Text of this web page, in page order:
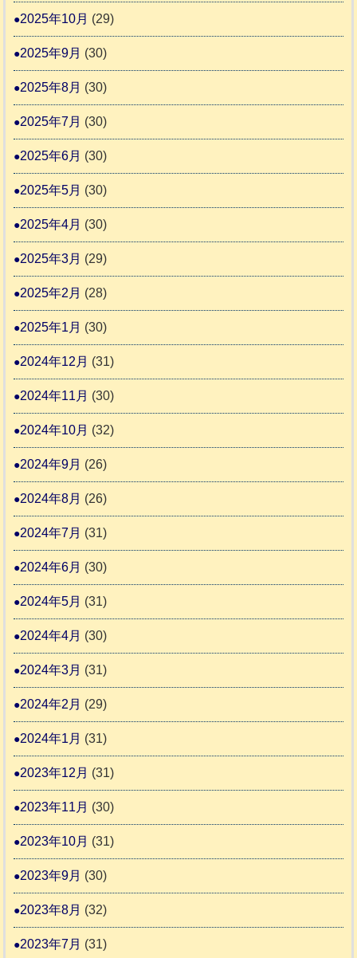
2025年10月 (29)
2025年9月 (30)
2025年8月 (30)
2025年7月 (30)
2025年6月 (30)
2025年5月 (30)
2025年4月 (30)
2025年3月 (29)
2025年2月 (28)
2025年1月 (30)
2024年12月 (31)
2024年11月 (30)
2024年10月 (32)
2024年9月 (26)
2024年8月 (26)
2024年7月 (31)
2024年6月 (30)
2024年5月 (31)
2024年4月 (30)
2024年3月 (31)
2024年2月 (29)
2024年1月 (31)
2023年12月 (31)
2023年11月 (30)
2023年10月 (31)
2023年9月 (30)
2023年8月 (32)
2023年7月 (31)